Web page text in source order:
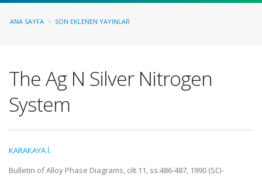
ANA SAYFA SON EKLENEN YAYINLAR
The Ag N Silver Nitrogen
System
KARAKAYA İ.
Bulletin of Alloy Phase Diagrams, cilt.11, ss.486-487, 1990 (SCI-